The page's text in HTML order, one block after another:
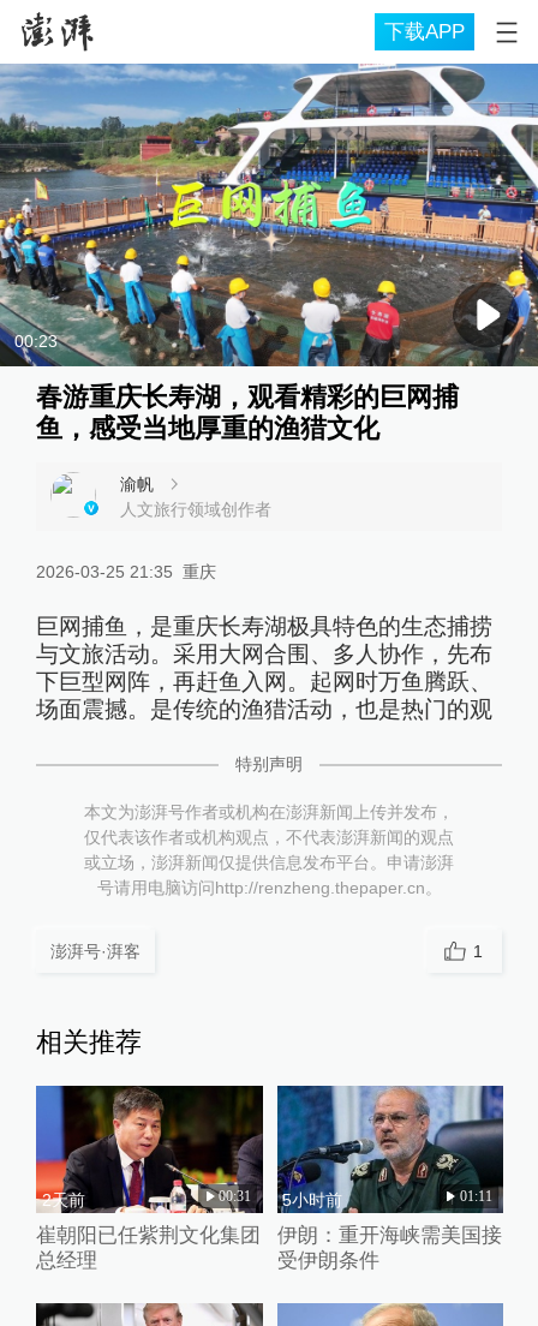
下载APP
00:23
春游重庆长寿湖，观看精彩的巨网捕
鱼，感受当地厚重的渔猎文化
渝帆
人文旅行领域创作者
2026-03-25 21:35 重庆
巨网捕鱼，是重庆长寿湖极具特色的生态捕捞
与文旅活动。采用大网合围、多人协作，先布
下巨型网阵，再赶鱼入网。起网时万鱼腾跃、
场面震撼。是传统的渔猎活动，也是热门的观
特别声明
本文为澎湃号作者或机构在澎湃新闻上传并发布，
仅代表该作者或机构观点，不代表澎湃新闻的观点
或立场，澎湃新闻仅提供信息发布平台。申请澎湃
号请用电脑访问http://renzheng.thepaper.cn。
澎湃号·湃客 1
相关推荐
2天前 00:31
崔朝阳已任紫荆文化集团
总经理
5小时前 01:11
伊朗：重开海峡需美国接
受伊朗条件